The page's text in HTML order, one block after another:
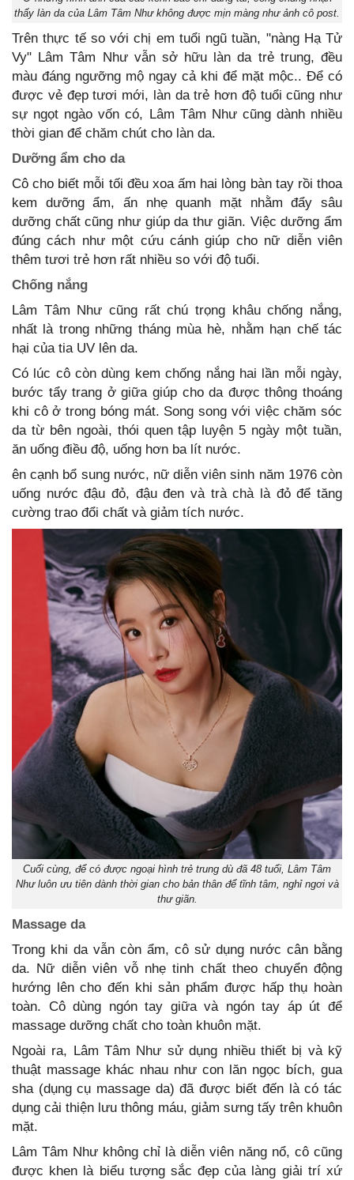
thấy làn da của Lâm Tâm Như không được mịn màng như ảnh cô post.
Trên thực tế so với chị em tuổi ngũ tuần, "nàng Hạ Tử
Vy" Lâm Tâm Như vẫn sở hữu làn da trẻ trung, đều
màu đáng ngưỡng mộ ngay cả khi để mặt mộc.. Để có
được vẻ đẹp tươi mới, làn da trẻ hơn độ tuổi cũng như
sự ngọt ngào vốn có, Lâm Tâm Như cũng dành nhiều
thời gian để chăm chút cho làn da.
Dưỡng ẩm cho da
Cô cho biết mỗi tối đều xoa ấm hai lòng bàn tay rồi thoa
kem dưỡng ẩm, ấn nhẹ quanh mặt nhằm đẩy sâu
dưỡng chất cũng như giúp da thư giãn. Việc dưỡng ẩm
đúng cách như một cứu cánh giúp cho nữ diễn viên
thêm tươi trẻ hơn rất nhiều so với độ tuổi.
Chống nắng
Lâm Tâm Như cũng rất chú trọng khâu chống nắng,
nhất là trong những tháng mùa hè, nhằm hạn chế tác
hại của tia UV lên da.
Có lúc cô còn dùng kem chống nắng hai lần mỗi ngày,
bước tẩy trang ở giữa giúp cho da được thông thoáng
khi cô ở trong bóng mát. Song song với việc chăm sóc
da từ bên ngoài, thói quen tập luyện 5 ngày một tuần,
ăn uống điều độ, uống hơn ba lít nước.
ên cạnh bổ sung nước, nữ diễn viên sinh năm 1976 còn
uống nước đậu đỏ, đậu đen và trà chà là đỏ để tăng
cường trao đổi chất và giảm tích nước.
Cuối cùng, để có được ngoại hình trẻ trung dù đã 48 tuổi, Lâm Tâm
Như luôn ưu tiên dành thời gian cho bản thân để tĩnh tâm, nghỉ ngơi và
thư giãn.
Massage da
Trong khi da vẫn còn ẩm, cô sử dụng nước cân bằng
da. Nữ diễn viên vỗ nhẹ tinh chất theo chuyển động
hướng lên cho đến khi sản phẩm được hấp thụ hoàn
toàn. Cô dùng ngón tay giữa và ngón tay áp út để
massage dưỡng chất cho toàn khuôn mặt.
Ngoài ra, Lâm Tâm Như sử dụng nhiều thiết bị và kỹ
thuật massage khác nhau như con lăn ngọc bích, gua
sha (dụng cụ massage da) đã được biết đến là có tác
dụng cải thiện lưu thông máu, giảm sưng tấy trên khuôn
mặt.
Lâm Tâm Như không chỉ là diễn viên năng nổ, cô cũng
được khen là biểu tượng sắc đẹp của làng giải trí xứ